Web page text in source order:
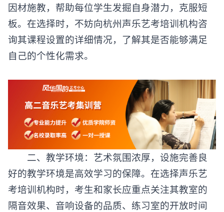
因材施教，帮助每位学生发掘自身潜力，克服短
板。在选择时，不妨向杭州声乐艺考培训机构咨
询其课程设置的详细情况，了解其是否能够满足
自己的个性化需求。
二、教学环境：艺术氛围浓厚，设施完善良
好的教学环境是高效学习的保障。在选择声乐艺
考培训机构时，考生和家长应重点关注其教室的
隔音效果、音响设备的品质、练习室的开放时间